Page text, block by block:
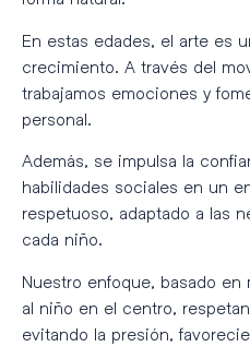
En estas edades, el arte es
crecimiento. A través del
trabajamos emociones y
personal.
Además, se impulsa la
habilidades sociales en un
respetuoso, adaptado a las
cada niño.
Nuestro enfoque, basado
al niño en el centro,
evitando la presión,